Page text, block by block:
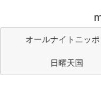
オールナイトニッポ
日曜天国